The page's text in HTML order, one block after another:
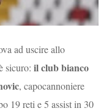
ad uscire allo
sicuro:il club bianco
, capocannoniere
19 reti e 5 assist in 30